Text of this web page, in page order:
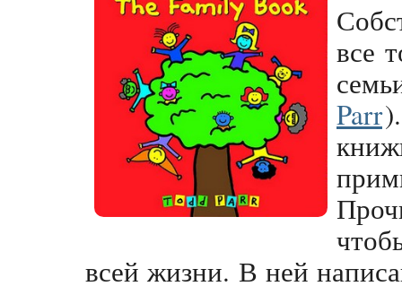
все
Parr
всей жизни. В ней